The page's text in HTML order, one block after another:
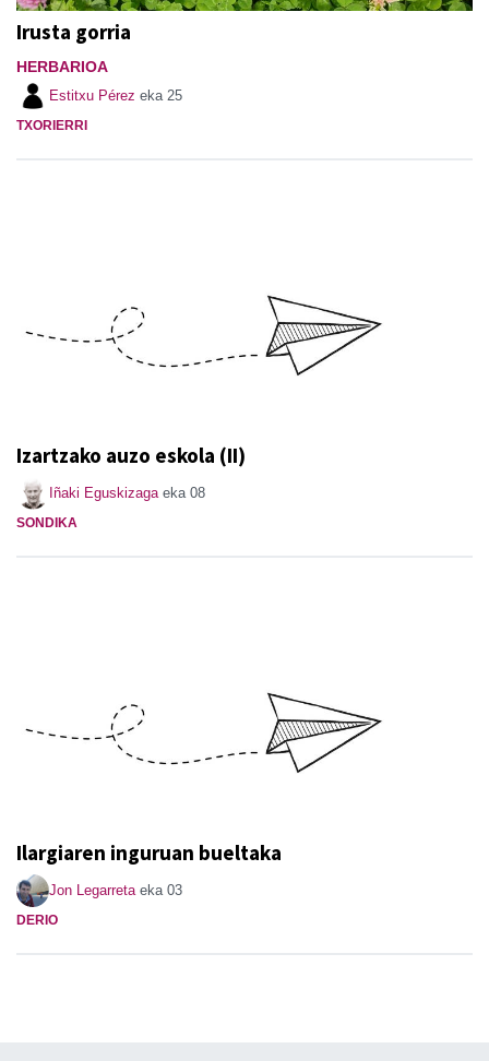
Irusta gorria
HERBARIOA
Estitxu Pérez eka 25
TXORIERRI
Izartzako auzo eskola (II)
Iñaki Eguskizaga eka 08
SONDIKA
Ilargiaren inguruan bueltaka
Jon Legarreta eka 03
DERIO